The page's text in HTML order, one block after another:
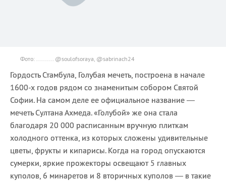
Фото: ......... @soulofsoraya, @sabrinach24
Гордость Стамбула, Голубая мечеть, построена в начале
1600-х годов рядом со знаменитым собором Святой
Софии. На самом деле ее официальное название —
мечеть Султана Ахмеда. «Голубой» же она стала
благодаря 20 000 расписанным вручную плиткам
холодного оттенка, из которых сложены удивительные
цветы, фрукты и кипарисы. Когда на город опускаются
сумерки, яркие прожекторы освещают 5 главных
куполов, 6 минаретов и 8 вторичных куполов — в такие